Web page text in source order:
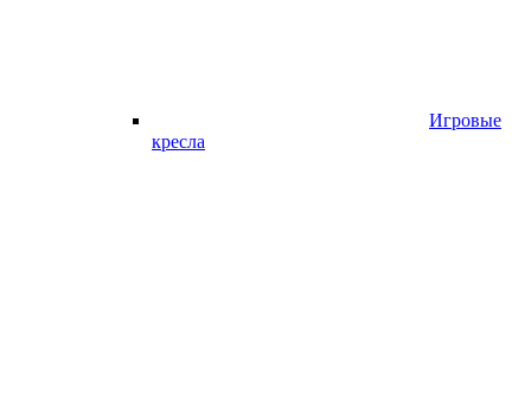
Игровые
кресла